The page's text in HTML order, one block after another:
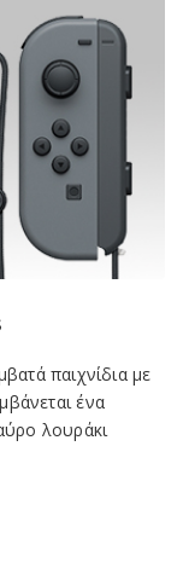
παιχνίδια με
ένα
λουράκι